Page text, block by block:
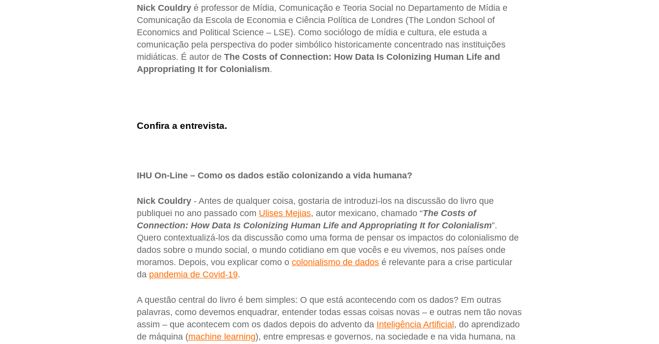
Nick Couldryé professor de Mídia, Comunicação e Teoria Social no Departamento de Mídia e
Comunicação da Escola de Economia e Ciência Política de Londres (The London School of
Economics and Political Science – LSE). Como sociólogo de mídia e cultura, ele estuda a
comunicação pela perspectiva do poder simbólico historicamente concentrado nas instituições
midiáticas. É autor de The Costs of Connection: How Data Is Colonizing Human Life and
Appropriating It for Colonialism.
Confira a entrevista.
IHU On-Line – Como os dados estão colonizando a vida humana?
Nick Couldry- Antes de qualquer coisa, gostaria de introduzi-los na discussão do livro que
publiquei no ano passado com Ulises Mejias, autor mexicano, chamado “The Costs of
Connection: How Data Is Colonizing Human Life and Appropriating It for Colonialism”.
Quero contextualizá-los da discussão como uma forma de pensar os impactos do colonialismo de
dados sobre o mundo social, o mundo cotidiano em que vocês e eu vivemos, nos países onde
moramos. Depois, vou explicar como o colonialismo de dadosé relevante para a crise particular
da pandemia de Covid-19.
A questão central do livro é bem simples: O que está acontecendo com os dados? Em outras
palavras, como devemos enquadrar, entender todas essas coisas novas – e outras nem tão novas
assim – que acontecem com os dados depois do advento da Inteligência Artificial, do aprendizado
de máquina (machine learning), entre empresas e governos, na sociedade e na vida humana, na